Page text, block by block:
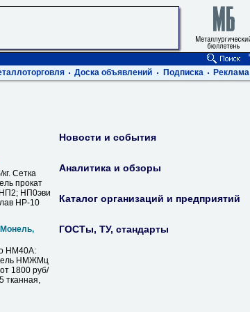
Доска объявлений Подписка Реклама
Сетка
прокат
НП2; НП0эви
НР-10
НМ40А:
НМЖМц
1800 руб/
тканная,
Новости и события
Аналитика и обзоры
Каталог организаций и предприятий
ГОСТы, ТУ, стандарты